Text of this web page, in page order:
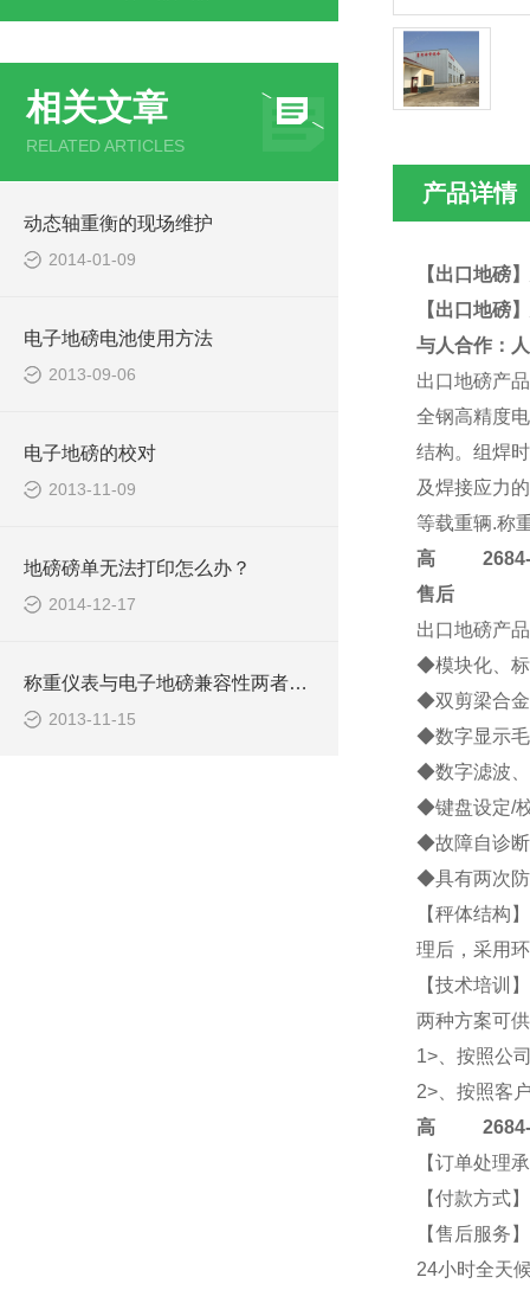
相关文章
RELATED ARTICLES
动态轴重衡的现场维护
2014-01-09
电子地磅电池使用方法
2013-09-06
电子地磅的校对
2013-11-09
地磅磅单无法打印怎么办？
2014-12-17
称重仪表与电子地磅兼容性两者的分析
2013-11-15
产品详情
【出口地磅
【出口地磅
与人合作：
出口地磅产
全钢高精度
结构。组焊
及焊接应力
等载重辆.称
高2684-
售后
出口地磅产
◆模块化、标
◆双剪梁合金
◆数字显示毛
◆数字滤波、
◆键盘设定/
◆故障自诊断
◆具有两次防
【秤体结构
理后，采用
【技术培训
两种方案可
1>、按照公
2>、按照客
高2684-
【订单处理
【付款方式
【售后服务
24小时全天